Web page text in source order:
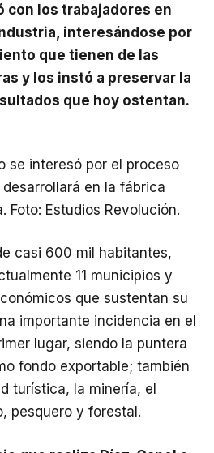
con los trabajadores en
interesándose por
que tienen de las
y los instó a preservar la
que hoy ostentan.
se interesó por el proceso
en la fábrica
Foto: Estudios Revolución.
casi 600 mil habitantes,
11 municipios y
que sustentan su
importante incidencia en el
lugar, siendo la puntera
fondo exportable; también
turística, la minería, el
pesquero y forestal.